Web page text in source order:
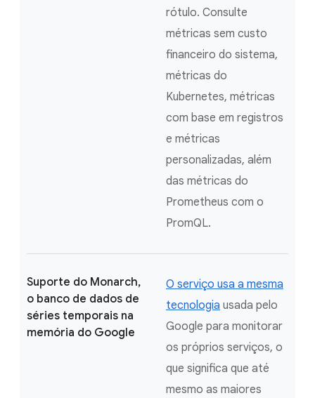
rótulo. Consulte
métricas sem custo
financeiro do sistema,
métricas do
Kubernetes, métricas
com base em registros
e métricas
personalizadas, além
das métricas do
Prometheus com o
PromQL.
Suporte do Monarch,
o banco de dados de
séries temporais na
memória do Google
O serviço usa a mesma
tecnologia usada pelo
Google para monitorar
os próprios serviços, o
que significa que até
mesmo as maiores